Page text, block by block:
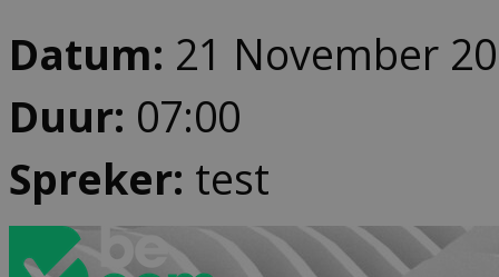
Datum: 21 November
Duur: 07:00
Spreker: test